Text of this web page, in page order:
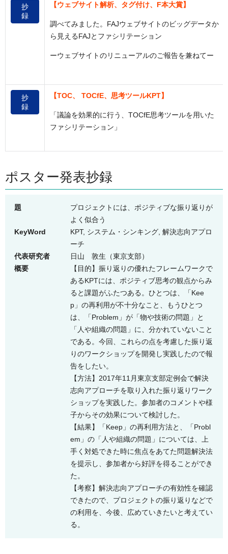
抄
録
【ウェブサイト解析、タグ付け、F本大賞】
調べてみました。FAJウェブサイトのビッグデータか
ら見えるFAJとファシリテーション
ーウェブサイトのリニューアルのご報告を兼ねてー
抄
録
【TOC、 TOCfE、思考ツールKPT】
「議論を効果的に行う、TOCfE思考ツールを用いた
ファシリテーション」
ポスター発表抄録
題
プロジェクトには、ポジティブな振り返りが
よく似合う
KeyWord
KPT, システム・シンキング, 解決志向アプロ
ーチ
代表研究者
日山 敦生 （東京支部）
概要
【目的】振り返りの優れたフレームワークで
あるKPTには、ポジティブ思考の観点からみ
ると課題がふたつある。ひとつは、「Kee
p」の再利用が不十分なこと、もうひとつ
は、「Problem」が「物や技術の問題」と
「人や組織の問題」に、分かれていないこと
である。今回、これらの点を考慮した振り返
りのワークショップを開発し実践したので報
告をしたい。
【方法】2017年11月東京支部定例会で解決
志向アプローチを取り入れた振り返りワーク
ショップを実践した。参加者のコメントや様
子からその効果について検討した。
【結果】「Keep」の再利用方法と、「Probl
em」の「人や組織の問題」については、上
手く対処できた時に焦点をあてた問題解決法
を提示し、参加者から好評を得ることができ
た。
【考察】解決志向アプローチの有効性を確認
できたので、プロジェクトの振り返りなどで
の利用を、今後、広めていきたいと考えてい
る。